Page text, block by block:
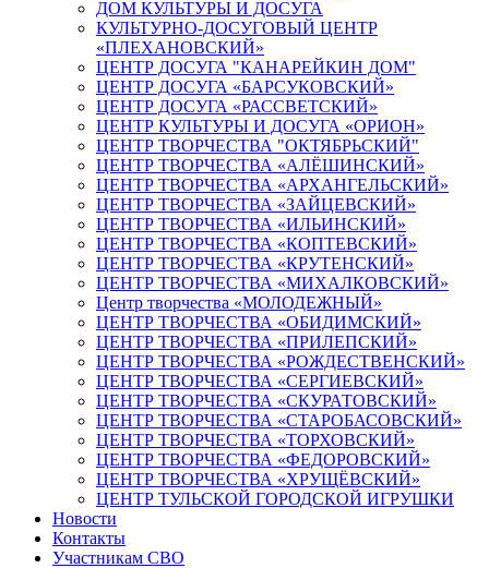
ДОМ КУЛЬТУРЫ И ДОСУГА
КУЛЬТУРНО-ДОСУГОВЫЙ ЦЕНТР
«ПЛЕХАНОВСКИЙ»
ЦЕНТР ДОСУГА "КАНАРЕЙКИН ДОМ"
ЦЕНТР ДОСУГА «БАРСУКОВСКИЙ»
ЦЕНТР ДОСУГА «РАССВЕТСКИЙ»
ЦЕНТР КУЛЬТУРЫ И ДОСУГА «ОРИОН»
ЦЕНТР ТВОРЧЕСТВА "ОКТЯБРЬСКИЙ"
ЦЕНТР ТВОРЧЕСТВА «АЛЁШИНСКИЙ»
ЦЕНТР ТВОРЧЕСТВА «АРХАНГЕЛЬСКИЙ»
ЦЕНТР ТВОРЧЕСТВА «ЗАЙЦЕВСКИЙ»
ЦЕНТР ТВОРЧЕСТВА «ИЛЬИНСКИЙ»
ЦЕНТР ТВОРЧЕСТВА «КОПТЕВСКИЙ»
ЦЕНТР ТВОРЧЕСТВА «КРУТЕНСКИЙ»
ЦЕНТР ТВОРЧЕСТВА «МИХАЛКОВСКИЙ»
Центр творчества «МОЛОДЕЖНЫЙ»
ЦЕНТР ТВОРЧЕСТВА «ОБИДИМСКИЙ»
ЦЕНТР ТВОРЧЕСТВА «ПРИЛЕПСКИЙ»
ЦЕНТР ТВОРЧЕСТВА «РОЖДЕСТВЕНСКИЙ»
ЦЕНТР ТВОРЧЕСТВА «СЕРГИЕВСКИЙ»
ЦЕНТР ТВОРЧЕСТВА «СКУРАТОВСКИЙ»
ЦЕНТР ТВОРЧЕСТВА «СТАРОБАСОВСКИЙ»
ЦЕНТР ТВОРЧЕСТВА «ТОРХОВСКИЙ»
ЦЕНТР ТВОРЧЕСТВА «ФЕДОРОВСКИЙ»
ЦЕНТР ТВОРЧЕСТВА «ХРУЩЁВСКИЙ»
ЦЕНТР ТУЛЬСКОЙ ГОРОДСКОЙ ИГРУШКИ
Новости
Контакты
Участникам СВО